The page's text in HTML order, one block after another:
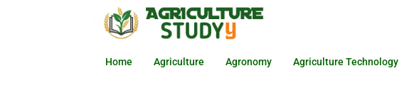
Home Agriculture Agronomy Agriculture Technology